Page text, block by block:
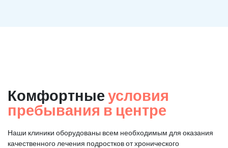
Комфортные условия
пребывания в центре
Наши клиники оборудованы всем необходимым для оказания
качественного лечения подростков от хронического